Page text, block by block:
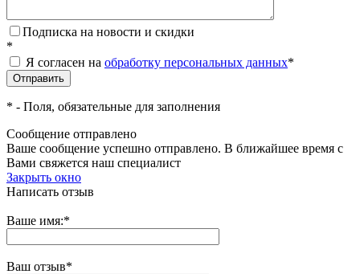
Подписка на новости и скидки
*
Я согласен на обработку персональных данных*
* - Поля, обязательные для заполнения
Сообщение отправлено
Ваше сообщение успешно отправлено. В ближайшее время с
Вами свяжется наш специалист
Закрыть окно
Написать отзыв
Ваше имя:*
Ваш отзыв*